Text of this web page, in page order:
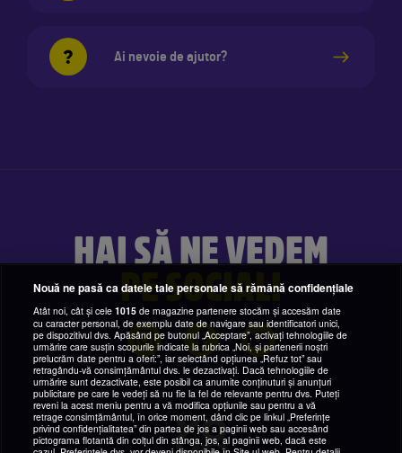
Ai nevoie de ajutor?
HAI SĂ NE VEDEM
PE SOCIAL!
Nouă ne pasă ca datele tale personale să rămână confidențiale
Atât noi, cât și cele1015 de magazine partenere stocăm și accesăm date
cu caracter personal, de exemplu date de navigare sau identificatori unici,
pe dispozitivul dvs. Apăsând pe butonul „Acceptare”, activați tehnologiile de
urmărire care susțin scopurile indicate la rubrica „Noi, și partenerii noștri
prelucrăm date pentru a oferi:”, iar selectând opțiunea „Refuz tot” sau
retragându-vă consimțământul dvs. le dezactivați. Dacă tehnologiile de
urmărire sunt dezactivate, este posibil ca anumite conținuturi și anunțuri
publicitare pe care le vedeți să nu fie la fel de relevante pentru dvs. Puteți
reveni la acest meniu pentru a vă modifica opțiunile sau pentru a vă
retrage consimțământul, în orice moment, dând clic pe linkul „Preferințe
privind confidențialitatea” din partea de jos a paginii web sau accesând
pictograma flotantă din colțul din stânga, jos, al paginii web, dacă este